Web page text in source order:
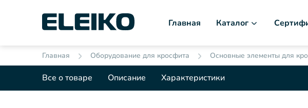
Главная Каталог
Главная Оборудование для кросфита Основные элементы для
Все о товаре Описание Характеристики